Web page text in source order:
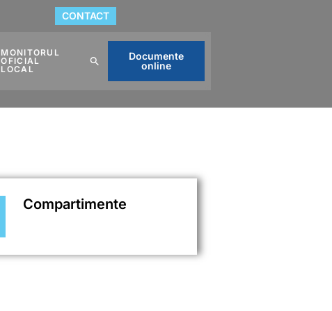
CONTACT
MONITORUL
OFICIAL
LOCAL
Documente
online
Compartimente